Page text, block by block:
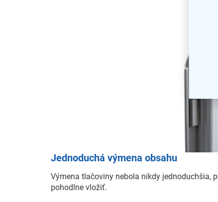
Jednoduchá výmena obsahu
Výmena tlačoviny nebola nikdy jednoduchšia,
pohodlne vložiť.